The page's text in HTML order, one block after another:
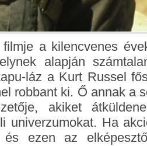
a kilencvenes
alapján
láz a Kurt Russel
robbant ki. Ő annak a
akiket
univerzumokat. Ha
ezen az